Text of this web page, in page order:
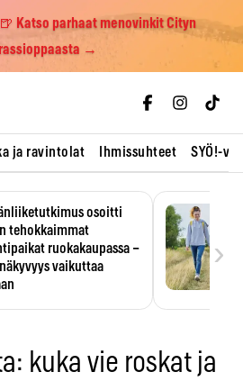
Katso parhaat menovinkit Cityn
→
ja ravintolat Ihmissuhteet SYÖ!-
osoitti
tehokkaimmat
ruokakaupassa –
vaikuttaa
›
kuka vie roskat ja